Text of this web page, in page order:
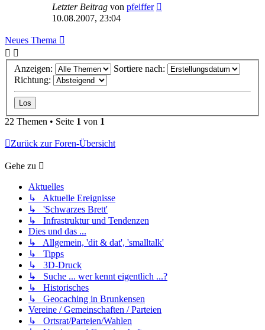
Letzter Beitrag von pfeiffer
10.08.2007, 23:04
Neues Thema
Anzeigen:
Sortiere nach:
Richtung:
22 Themen • Seite 1 von 1
Zurück zur Foren-Übersicht
Gehe zu
Aktuelles
↳ Aktuelle Ereignisse
↳ 'Schwarzes Brett'
↳ Infrastruktur und Tendenzen
Dies und das ...
↳ Allgemein, 'dit & dat', 'smalltalk'
↳ Tipps
↳ 3D-Druck
↳ Suche ... wer kennt eigentlich ...?
↳ Historisches
↳ Geocaching in Brunkensen
Vereine / Gemeinschaften / Parteien
↳ Ortsrat/Parteien/Wahlen